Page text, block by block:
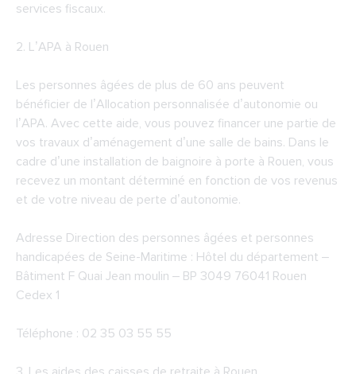
services fiscaux.
2. L’APA à Rouen
Les personnes âgées de plus de 60 ans peuvent
bénéficier de l’Allocation personnalisée d’autonomie ou
l’APA. Avec cette aide, vous pouvez financer une partie de
vos travaux d’aménagement d’une salle de bains. Dans le
cadre d’une installation de baignoire à porte à Rouen, vous
recevez un montant déterminé en fonction de vos revenus
et de votre niveau de perte d’autonomie.
Adresse Direction des personnes âgées et personnes
handicapées de Seine-Maritime : Hôtel du département –
Bâtiment F Quai Jean moulin – BP 3049 76041 Rouen
Cedex 1
Téléphone : 02 35 03 55 55